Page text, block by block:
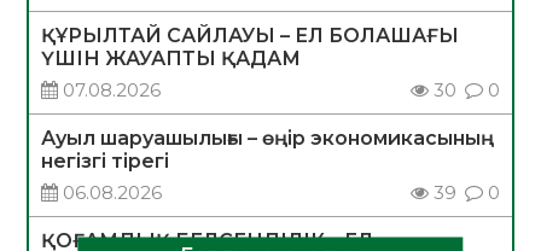
ҚҰРЫЛТАЙ САЙЛАУЫ – ЕЛ БОЛАШАҒЫ
ҮШІН ЖАУАПТЫ ҚАДАМ
07.08.2026
30 0
Ауыл шаруашылығы – өңір экономикасының
негізгі тірегі
06.08.2026
39 0
ҚОҒАМДЫҚ БЕЛСЕНДІЛІК – ЕЛ